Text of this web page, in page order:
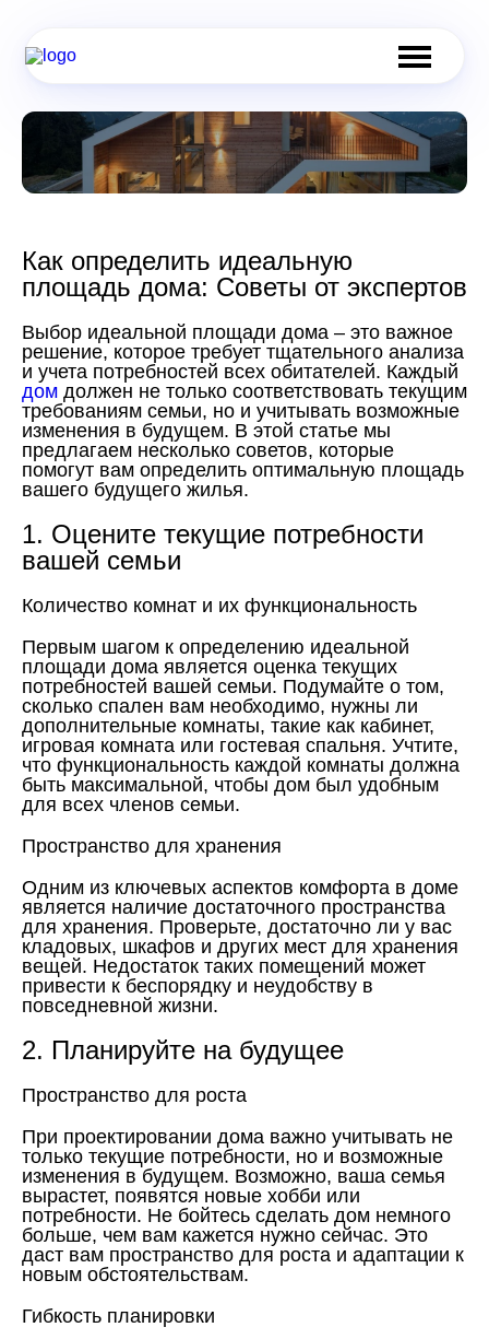
Как определить идеальную
площадь дома: Советы от экспертов
Выбор идеальной площади дома – это важное
решение, которое требует тщательного анализа
и учета потребностей всех обитателей. Каждый
дом должен не только соответствовать текущим
требованиям семьи, но и учитывать возможные
изменения в будущем. В этой статье мы
предлагаем несколько советов, которые
помогут вам определить оптимальную площадь
вашего будущего жилья.
1. Оцените текущие потребности
вашей семьи
Количество комнат и их функциональность
Первым шагом к определению идеальной
площади дома является оценка текущих
потребностей вашей семьи. Подумайте о том,
сколько спален вам необходимо, нужны ли
дополнительные комнаты, такие как кабинет,
игровая комната или гостевая спальня. Учтите,
что функциональность каждой комнаты должна
быть максимальной, чтобы дом был удобным
для всех членов семьи.
Пространство для хранения
Одним из ключевых аспектов комфорта в доме
является наличие достаточного пространства
для хранения. Проверьте, достаточно ли у вас
кладовых, шкафов и других мест для хранения
вещей. Недостаток таких помещений может
привести к беспорядку и неудобству в
повседневной жизни.
2. Планируйте на будущее
Пространство для роста
При проектировании дома важно учитывать не
только текущие потребности, но и возможные
изменения в будущем. Возможно, ваша семья
вырастет, появятся новые хобби или
потребности. Не бойтесь сделать дом немного
больше, чем вам кажется нужно сейчас. Это
даст вам пространство для роста и адаптации к
новым обстоятельствам.
Гибкость планировки